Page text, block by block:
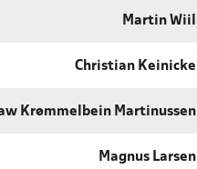
Martin Wiil
Christian Keinicke
Krømmelbein Martinussen
Magnus Larsen